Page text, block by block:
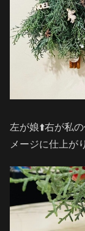
左が娘⬆️右が私
メージに仕上が